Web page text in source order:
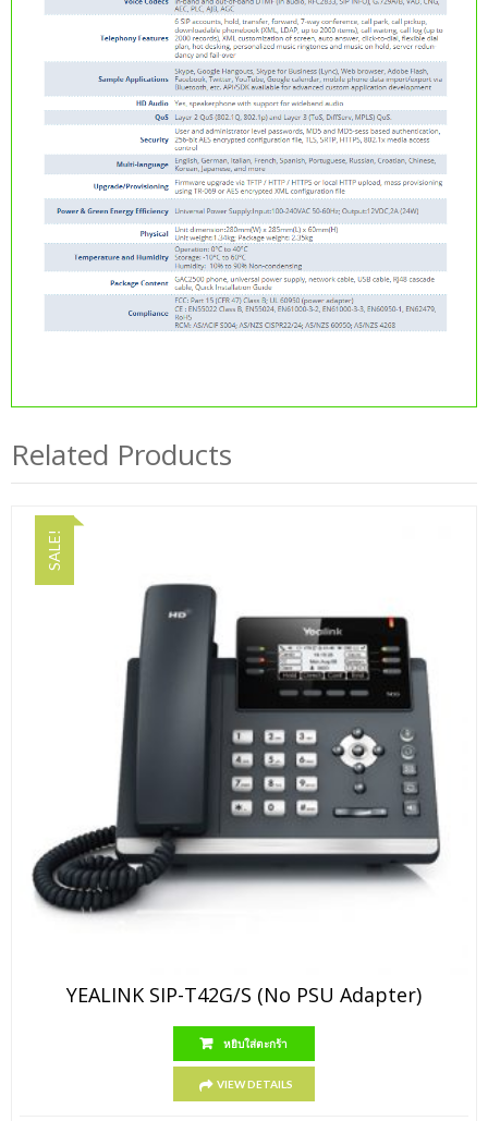
Related Products
SALE!
YEALINK SIP-T42G/S (no PSU Adapter)
หยิบใส่ตะกร้า
VIEW DETAILS